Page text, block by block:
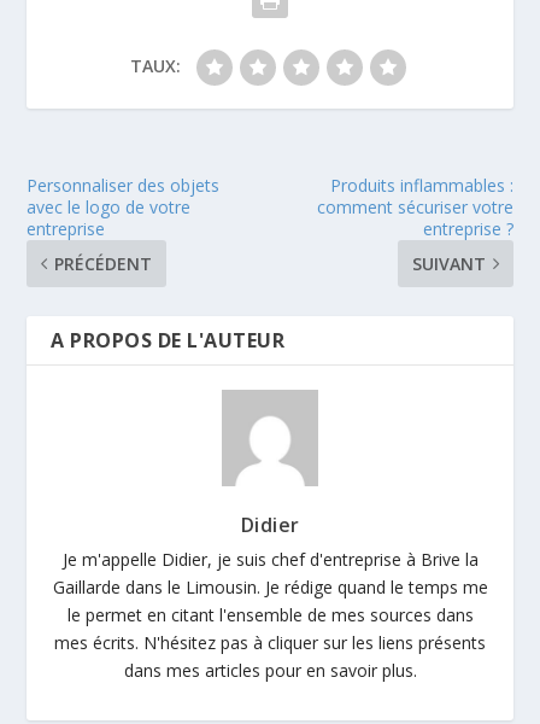
TAUX:
Personnaliser des objets
avec le logo de votre
entreprise
PRÉCÉDENT
Produits inflammables :
comment sécuriser votre
entreprise ?
SUIVANT
A PROPOS DE L'AUTEUR
Didier
Je m'appelle Didier, je suis chef d'entreprise à Brive la
Gaillarde dans le Limousin. Je rédige quand le temps me
le permet en citant l'ensemble de mes sources dans
mes écrits. N'hésitez pas à cliquer sur les liens présents
dans mes articles pour en savoir plus.